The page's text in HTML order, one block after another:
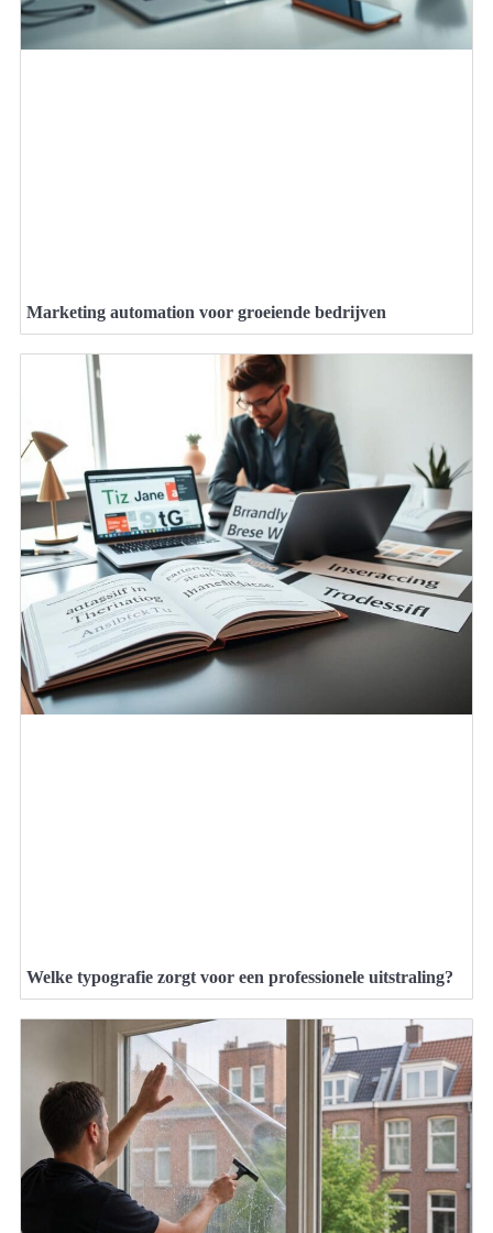
Marketing automation voor groeiende bedrijven
Welke typografie zorgt voor een professionele uitstraling?